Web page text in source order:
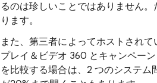
るのは珍しいことではありません
ります。
また、第三者によってホストされ
プレイ＆ビデオ 360 とキャンペー
を比較する場合は、2 つのシステ